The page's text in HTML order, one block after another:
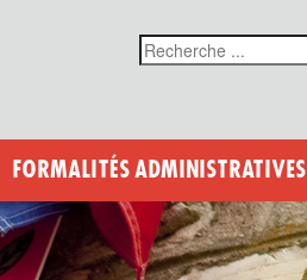
FORMALITÉS ADMINISTRATIVES